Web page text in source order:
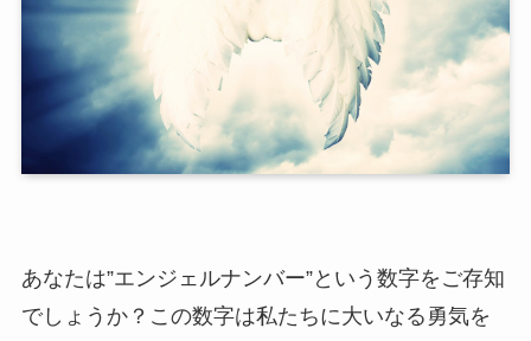
あなたは”エンジェルナンバー”という数字をご存知
でしょうか？この数字は私たちに大いなる勇気を